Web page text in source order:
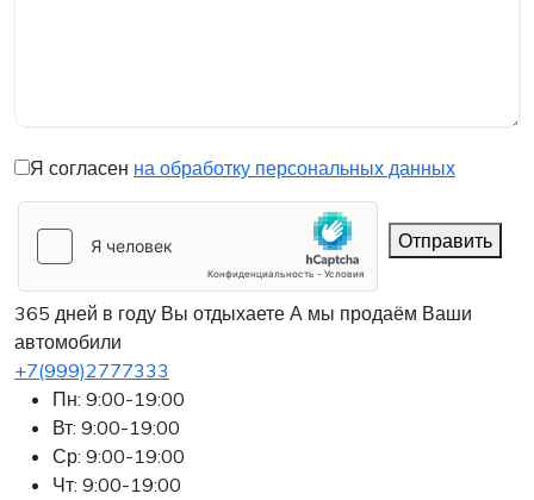
Я согласен на обработку персональных данных
Отправить
365 дней в году Вы отдыхаете А мы продаём Ваши
автомобили
+7(999)2777333
Пн: 9:00-19:00
Вт: 9:00-19:00
Ср: 9:00-19:00
Чт: 9:00-19:00